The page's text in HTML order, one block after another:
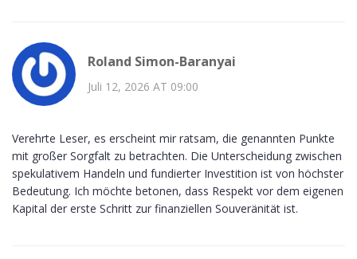
Roland Simon-Baranyai
Juli 12, 2026 AT 09:00
Verehrte Leser, es erscheint mir ratsam, die genannten Punkte
mit großer Sorgfalt zu betrachten. Die Unterscheidung zwischen
spekulativem Handeln und fundierter Investition ist von höchster
Bedeutung. Ich möchte betonen, dass Respekt vor dem eigenen
Kapital der erste Schritt zur finanziellen Souveränität ist.